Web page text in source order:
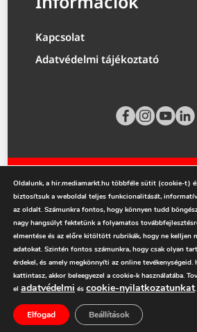
Kapcsolat
Adatvédelmi tájékoztató
Oldalunk, a hir.mediamarkt.hu többféle sütit (cookie-t)
biztosítsuk a weboldal teljes funkcionalitását,
az oldalt. Számunkra fontos, hogy könnyen tudd
nagy hangsúlyt fektetünk a folyamatos
elmentése és az előre kitöltött rubrikák, hogy ne kelljen
adatokat. Szintén fontos számunkra, hogy csak olyan
érdekel, és amely megkönnyíti az online
kattintasz, akkor beleegyezel a cookie-k használatába.
el adatvédelmi és cookie-nyilatkozatunkat.
Elfogad Beállítások